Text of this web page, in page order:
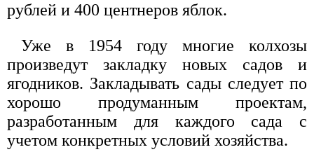
рублей и 400 центнеров яблок.
Уже в 1954 году многие колхозы
произведут закладку новых садов и
ягодников. Закладывать сады следует по
хорошо продуманным проектам,
разработанным для каждого сада с
учетом конкретных условий хозяйства.